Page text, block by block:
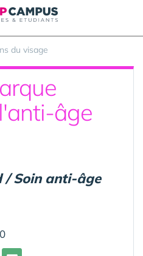
du visage
âge
/ Soin anti-âge